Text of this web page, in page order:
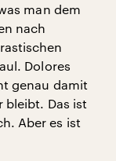
man dem
nach
Dolores
genau damit
bleibt. Das ist
Aber es ist